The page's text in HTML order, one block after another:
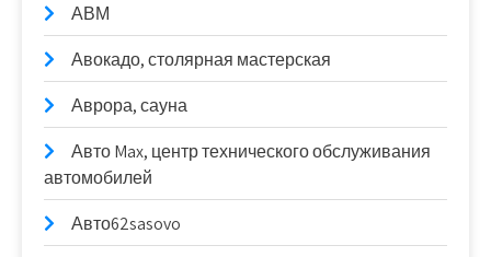
АВМ
Авокадо, столярная мастерская
Аврора, сауна
Авто Max, центр технического обслуживания
автомобилей
Авто62sasovo